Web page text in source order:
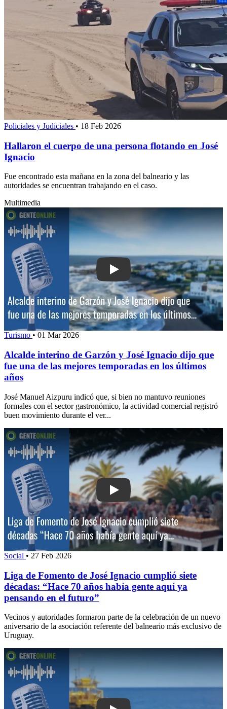
Policiales y Judiciales • 18 Feb 2026
Hallaron el cuerpo de una persona flotando en José
Ignacio
Fue encontrado esta mañana en la zona del balneario y las
autoridades se encuentran trabajando en el caso.
Multimedia
Play: Alcalde interino de Garzón y
Turismo • 01 Mar 2026
Alcalde interino de Garzón y José Ignacio dijo que
fue una de las mejores temporadas en los últimos
años
José Manuel Aizpuru indicó que, si bien no mantuvo reuniones
formales con el sector gastronómico, la actividad comercial registró
buen movimiento durante el ver...
Play: Liga de Fomento de José
Social • 27 Feb 2026
Liga de Fomento de José Ignacio cumplió siete
décadas: “Hace 70 años había gente aquí ya
pensando en el futuro”
Vecinos y autoridades formaron parte de la celebración de un nuevo
aniversario de la asociación referente del balneario más exclusivo de
Uruguay.